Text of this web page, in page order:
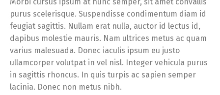
Morbi cursus ipsum at nunc semper, sit amet convallis
purus scelerisque. Suspendisse condimentum diam id
feugiat sagittis. Nullam erat nulla, auctor id lectus id,
dapibus molestie mauris. Nam ultrices metus ac quam
varius malesuada. Donec iaculis ipsum eu justo
ullamcorper volutpat in vel nisl. Integer vehicula purus
in sagittis rhoncus. In quis turpis ac sapien semper
lacinia. Donec non metus nibh.